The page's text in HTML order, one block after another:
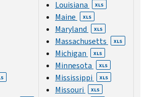
Louisiana XLS
Maine XLS
Maryland XLS
Massachusetts XLS
Michigan XLS
Minnesota XLS
Mississippi XLS
Missouri XLS